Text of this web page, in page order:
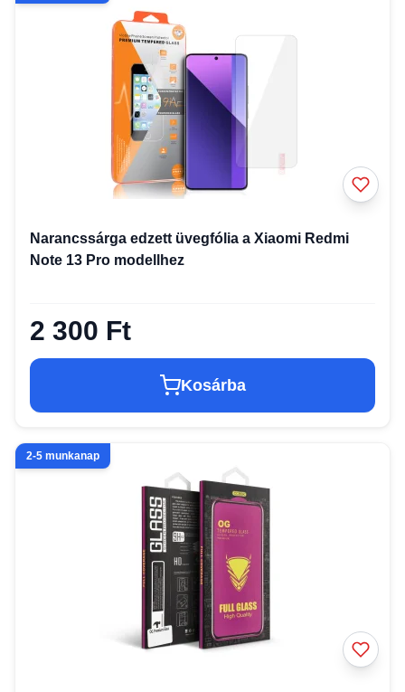
Narancssárga edzett üvegfólia a Xiaomi Redmi
Note 13 Pro modellhez
2 300 Ft
Kosárba
2-5 munkanap